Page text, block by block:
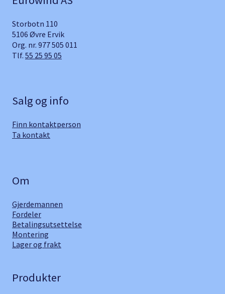
Storbotn 110
5106 Øvre Ervik
Org. nr. 977 505 011
Tlf. 55 25 95 05
Salg og info
Finn kontaktperson
Ta kontakt
Om
Gjerdemannen
Fordeler
Betalingsutsettelse
Montering
Lager og frakt
Produkter